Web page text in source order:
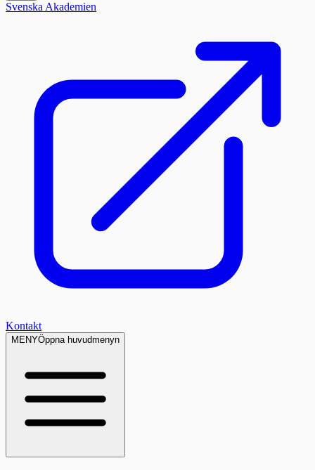
Svenska Akademien
Kontakt
MENYÖppna huvudmenyn